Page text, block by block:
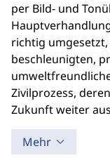
per Bild- und
richtig
beschleunigten,
Zivilprozess,
Zukunft weiter
Mehr